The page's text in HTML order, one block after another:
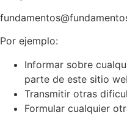
Por ejemplo:
Informar sobre
parte de este sitio
Transmitir otras
Formular cualquier